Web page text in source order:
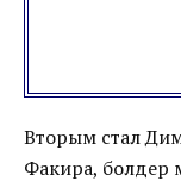
Вторым стал
Факира, болдер